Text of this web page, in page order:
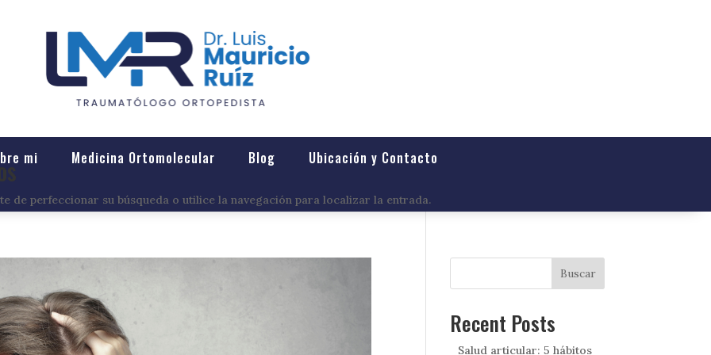
mi Medicina Ortomolecular Blog Ubicación y Contacto
de perfeccionar su búsqueda o utilice la navegación para localizar la entrada.
Buscar
Recent Posts
Salud articular: 5 hábitos